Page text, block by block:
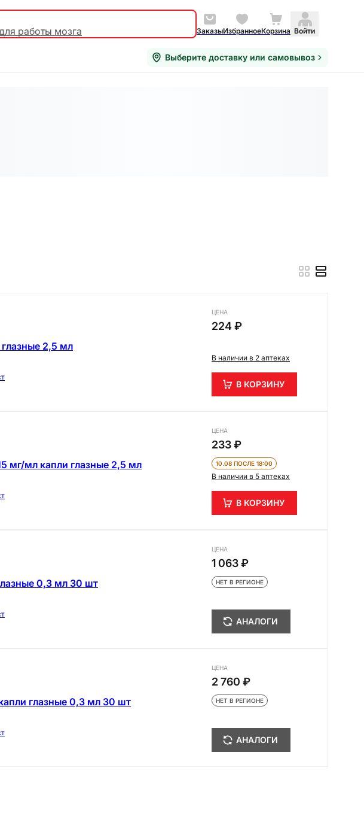
работы мозга ЗаказыИзбранноеКорзина Войти
Выберите доставку или самовывоз
2,5 мл
ЦЕНА
224 ₽
В наличии в 2 аптеках
В КОРЗИНУ
мг/мл капли глазные 2,5 мл
ЦЕНА
233 ₽
10.08 ПОСЛЕ 18:00
В наличии в 5 аптеках
В КОРЗИНУ
0,3 мл 30 шт
ЦЕНА
1 063 ₽
НЕТ В РЕГИОНЕ
АНАЛОГИ
глазные 0,3 мл 30 шт
ЦЕНА
2 760 ₽
НЕТ В РЕГИОНЕ
АНАЛОГИ